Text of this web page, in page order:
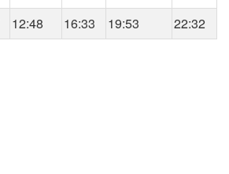
12:48 16:33 19:53 22:32